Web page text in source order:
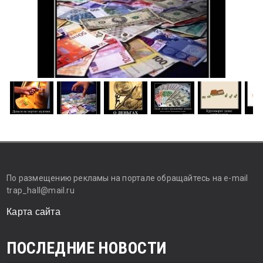
По размещению рекламы на портале обращайтесь на e-mail
trap_hall@mail.ru
Карта сайта
ПОСЛЕДНИЕ НОВОСТИ